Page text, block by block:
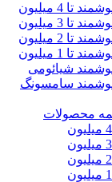
4 میلیون
3 میلیون
2 میلیون
1 میلیون
شیائومی
سامسونگ
محصولات